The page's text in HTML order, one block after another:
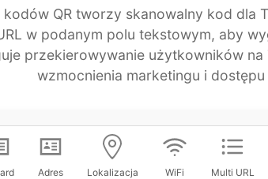
kodów QR tworzy skanowalny kod dla
w podanym polu tekstowym, aby
przekierowywanie użytkowników
wzmocnienia marketingu i
Adres Lokalizacja WiFi Multi URL